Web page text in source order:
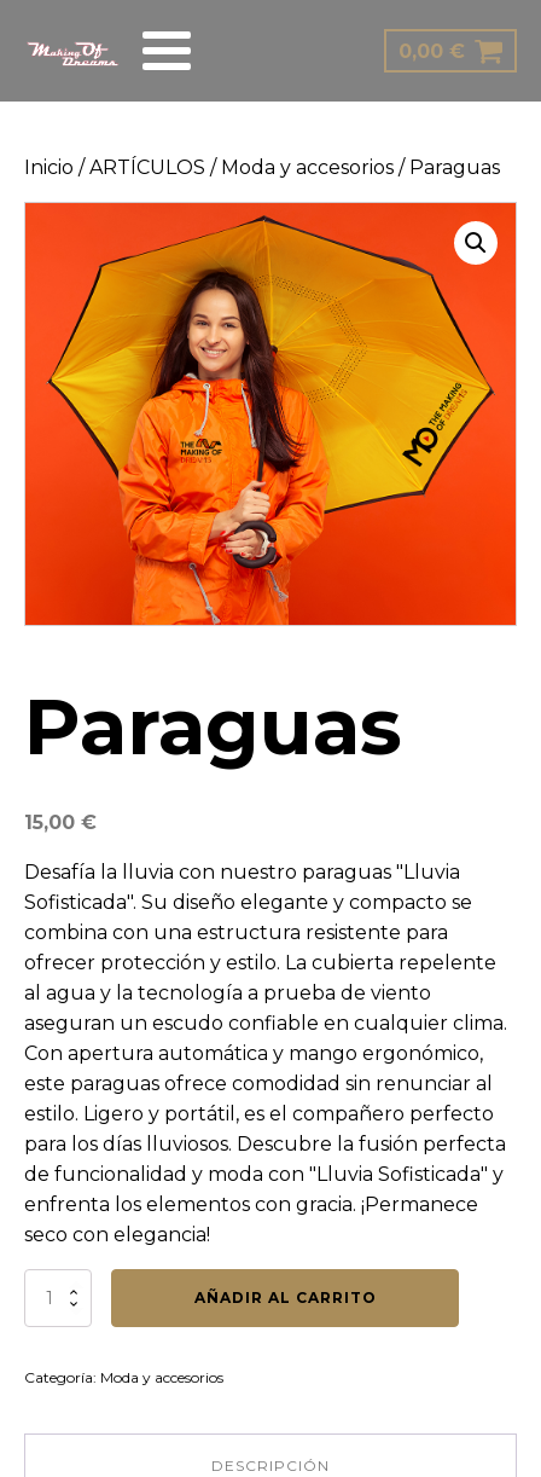
0,00 €
Inicio /ARTÍCULOS / Moda y accesorios / Paraguas
Paraguas
15,00 €
Desafía la lluvia con nuestro paraguas "Lluvia
Sofisticada". Su diseño elegante y compacto se
combina con una estructura resistente para
ofrecer protección y estilo. La cubierta repelente
al agua y la tecnología a prueba de viento
aseguran un escudo confiable en cualquier clima.
Con apertura automática y mango ergonómico,
este paraguas ofrece comodidad sin renunciar al
estilo. Ligero y portátil, es el compañero perfecto
para los días lluviosos. Descubre la fusión perfecta
de funcionalidad y moda con "Lluvia Sofisticada" y
enfrenta los elementos con gracia. ¡Permanece
seco con elegancia!
Paraguas
AÑADIR AL CARRITO
Categoría: Moda y accesorios
DESCRIPCIÓN